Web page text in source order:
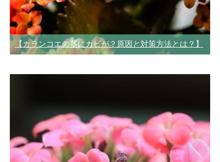
【カランコエの茎にカビが？原因と対策方法とは？】